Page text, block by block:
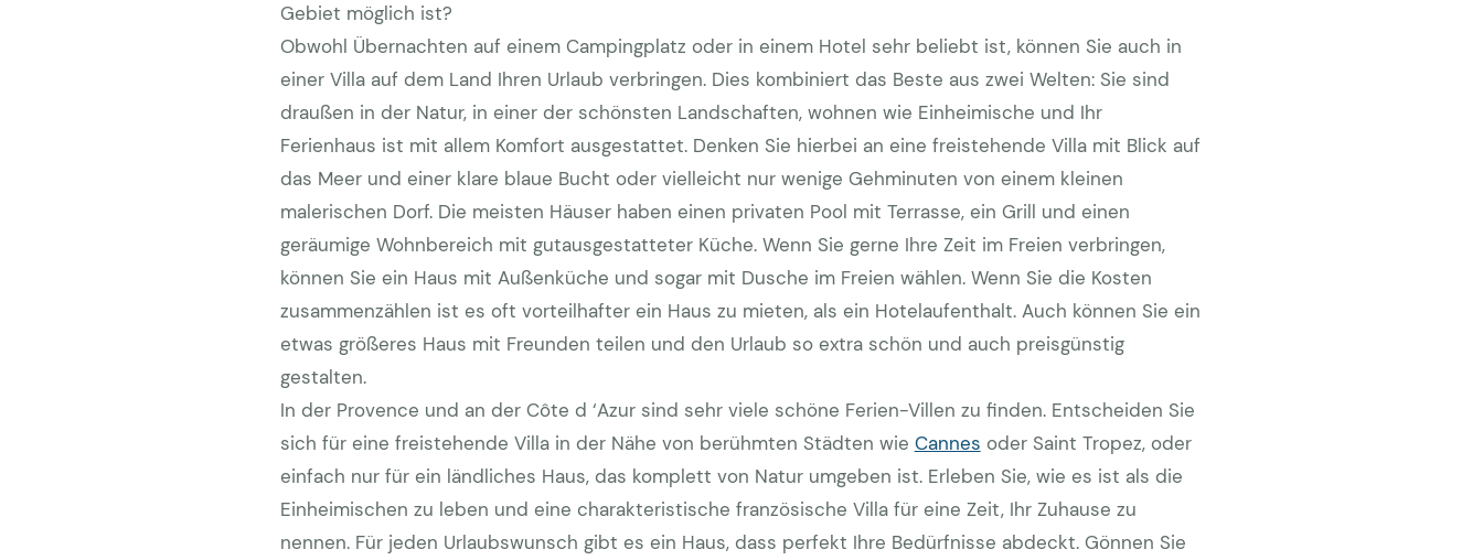
Gebiet möglich ist?
Obwohl Übernachten auf einem Campingplatz oder in einem Hotel sehr beliebt ist, können Sie auch in
einer Villa auf dem Land Ihren Urlaub verbringen. Dies kombiniert das Beste aus zwei Welten: Sie sind
draußen in der Natur, in einer der schönsten Landschaften, wohnen wie Einheimische und Ihr
Ferienhaus ist mit allem Komfort ausgestattet. Denken Sie hierbei an eine freistehende Villa mit Blick auf
das Meer und einer klare blaue Bucht oder vielleicht nur wenige Gehminuten von einem kleinen
malerischen Dorf. Die meisten Häuser haben einen privaten Pool mit Terrasse, ein Grill und einen
geräumige Wohnbereich mit gutausgestatteter Küche. Wenn Sie gerne Ihre Zeit im Freien verbringen,
können Sie ein Haus mit Außenküche und sogar mit Dusche im Freien wählen. Wenn Sie die Kosten
zusammenzählen ist es oft vorteilhafter ein Haus zu mieten, als ein Hotelaufenthalt. Auch können Sie ein
etwas größeres Haus mit Freunden teilen und den Urlaub so extra schön und auch preisgünstig
gestalten.
In der Provence und an der Côte d ‘Azur sind sehr viele schöne Ferien-Villen zu finden. Entscheiden Sie
sich für eine freistehende Villa in der Nähe von berühmten Städten wie Cannes oder Saint Tropez, oder
einfach nur für ein ländliches Haus, das komplett von Natur umgeben ist. Erleben Sie, wie es ist als die
Einheimischen zu leben und eine charakteristische französische Villa für eine Zeit, Ihr Zuhause zu
nennen. Für jeden Urlaubswunsch gibt es ein Haus, dass perfekt Ihre Bedürfnisse abdeckt. Gönnen Sie